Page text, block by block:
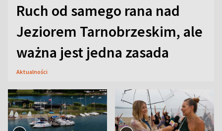
Ruch od samego rana nad
Jeziorem Tarnobrzeskim, ale
ważna jest jedna zasada
Aktualności